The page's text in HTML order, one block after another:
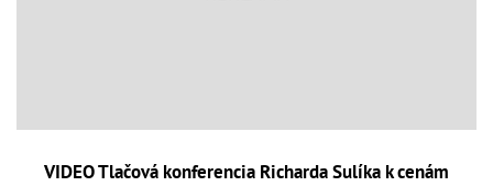
VIDEO Tlačová konferencia Richarda Sulíka k cenám